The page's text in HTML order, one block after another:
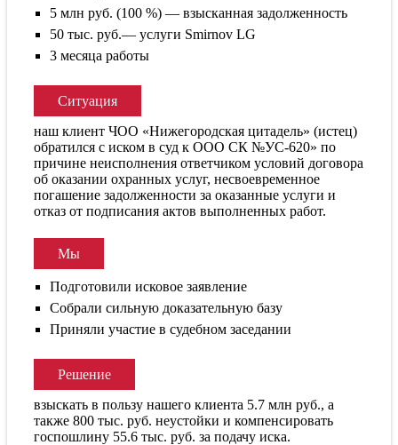
5 млн руб. (100 %) — взысканная задолженность
50 тыс. руб.— услуги Smirnov LG
3 месяца работы
Ситуация
наш клиент ЧОО «Нижегородская цитадель» (истец)
обратился с иском в суд к ООО СК №УС-620» по
причине неисполнения ответчиком условий договора
об оказании охранных услуг, несвоевременное
погашение задолженности за оказанные услуги и
отказ от подписания актов выполненных работ.
Мы
Подготовили исковое заявление
Собрали сильную доказательную базу
Приняли участие в судебном заседании
Решение
взыскать в пользу нашего клиента 5.7 млн руб., а
также 800 тыс. руб. неустойки и компенсировать
госпошлину 55.6 тыс. руб. за подачу иска.